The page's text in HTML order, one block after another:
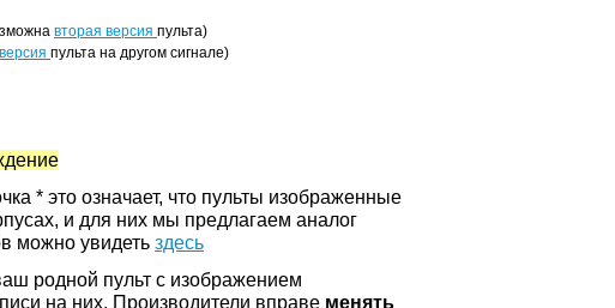
вторая версия пульта)
пульта на другом сигнале)
* это означает, что пульты изображенные
и для них мы предлагаем аналог
можно увидеть здесь
родной пульт с изображением
на них. Производители вправе менять